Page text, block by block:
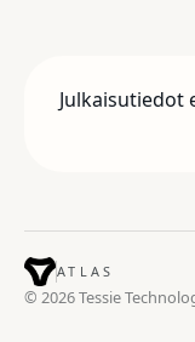
Julkaisutiedot
ATLAS
© 2026 Tessie